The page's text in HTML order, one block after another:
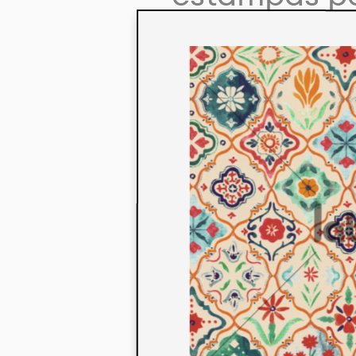
aos seus
linha de
mercados.
acabados
digital.